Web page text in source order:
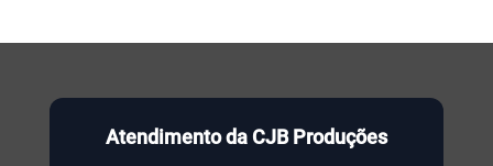
Atendimento da CJB Produções